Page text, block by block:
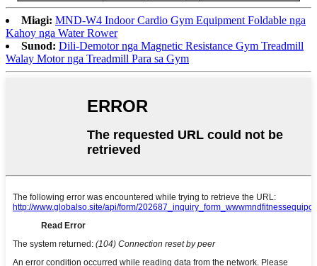
Miagi: MND-W4 Indoor Cardio Gym Equipment Foldable nga
Kahoy nga Water Rower
Sunod: Dili-Demotor nga Magnetic Resistance Gym Treadmill
Walay Motor nga Treadmill Para sa Gym